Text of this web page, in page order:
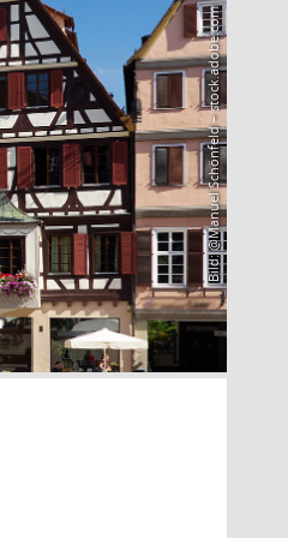
Bild: @Manuel Schönfeld – stock.adobe.com